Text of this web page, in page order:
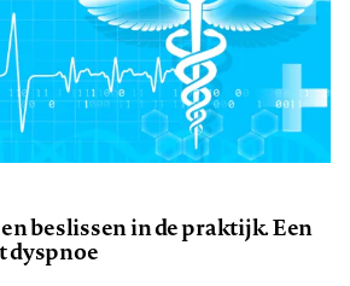
beslissen in de praktijk. Een
dyspnoe